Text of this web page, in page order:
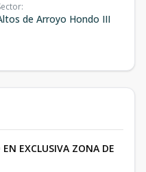
:
de Arroyo Hondo III
EN EXCLUSIVA ZONA DE